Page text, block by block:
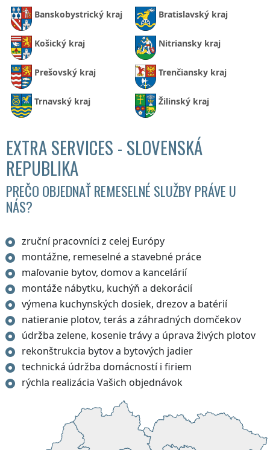
Banskobystrický kraj Bratislavský kraj
Košický kraj Nitriansky kraj
Prešovský kraj Trenčiansky kraj
Trnavský kraj Žilinský kraj
EXTRA SERVICES - SLOVENSKÁ
REPUBLIKA
PREČO OBJEDNAŤ REMESELNÉ SLUŽBY PRÁVE U
NÁS?
zruční pracovníci z celej Európy
montážne, remeselné a stavebné práce
maľovanie bytov, domov a kancelárií
montáže nábytku, kuchýň a dekorácií
výmena kuchynských dosiek, drezov a batérií
natieranie plotov, terás a záhradných domčekov
údržba zelene, kosenie trávy a úprava živých plotov
rekonštrukcia bytov a bytových jadier
technická údržba domácností i firiem
rýchla realizácia Vašich objednávok